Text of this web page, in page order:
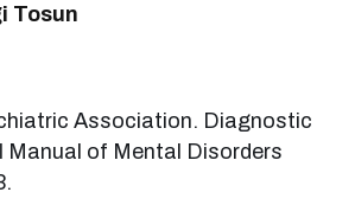
Tosun
Association. Diagnostic
of Mental Disorders